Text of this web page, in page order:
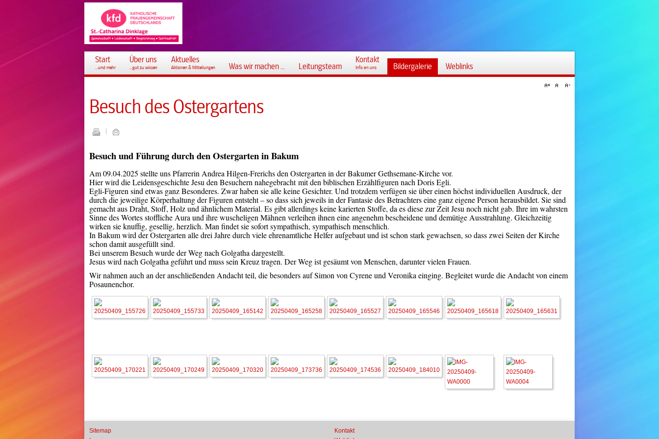
Start
...und mehr
Über uns
...gut zu wissen
Aktuelles
Aktionen & Mitteilungen Was wir machen ... Leitungsteam
Kontakt
Info an uns Bildergalerie Weblinks
Besuch des Ostergartens
Besuch und Führung durch den Ostergarten in Bakum
Am 09.04.2025 stellte uns Pfarrerin Andrea Hilgen-Frerichs den Ostergarten in der Bakumer Gethsemane-Kirche vor.
Hier wird die Leidensgeschichte Jesu den Besuchern nahegebrachtmit den biblischen Erzählfiguren nach Doris Egli.
Egli-Figuren sind etwas ganz Besonderes. Zwar haben sie alle keine Gesichter. Und trotzdem verfügen sie über einen höchst individuellen Ausdruck, der
durch die jeweilige Körperhaltung der Figuren entsteht – so dass sich jeweils in der Fantasie des Betrachters eine ganz eigene Person herausbildet. Sie sind
gemacht aus Draht, Stoff, Holz und ähnlichem Material. Es gibt allerdings keine karierten Stoffe, da es diese zur Zeit Jesu noch nicht gab. Ihre im wahrsten
Sinne des Wortes stoffliche Aura und ihre wuscheligen Mähnen verleihen ihnen eine angenehm bescheidene und demütige Ausstrahlung. Gleichzeitig
wirken sie knuffig, gesellig, herzlich. Man findet sie sofort sympathisch, sympathisch menschlich.
In Bakum wird der Ostergarten alle drei Jahre durch viele ehrenamtliche Helfer aufgebaut und ist schon stark gewachsen, so dass zwei Seiten der Kirche
schon damit ausgefüllt sind.
Bei unserem Besuch wurde der Weg nach Golgatha dargestellt.
Jesus wird nach Golgatha geführt und muss sein Kreuz tragen. Der Weg ist gesäumt von Menschen, darunter vielen Frauen.
Wir nahmen auch an der anschließenden Andacht teil, die besonders auf Simon von Cyrene und Veronika einging. Begleitet wurde die Andacht von einem
Posaunenchor.
Sitemap
Kontakt